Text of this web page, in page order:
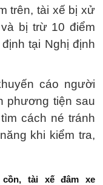
trên, tài xế bị xử
bị trừ 10 điểm
tại Nghị định
cáo người
phương tiện sau
cách né tránh
khi kiểm tra,
tài xế đâm xe